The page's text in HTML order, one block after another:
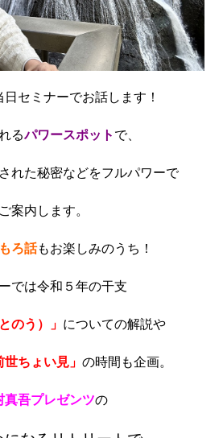
セミナーでお話します！
るパワースポット で、
れた秘密などをフルパワーで
ご案内します。
ろ話もお楽しみのうち！
では令和５年の干支
のう）」 についての解説や
世ちょい見」 の時間も企画。
真吾プレゼンツの